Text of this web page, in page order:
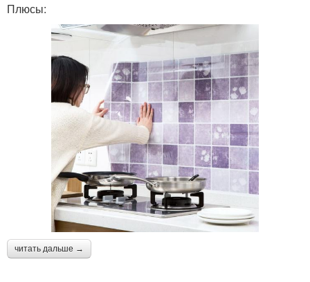
Плюсы:
читать дальше →